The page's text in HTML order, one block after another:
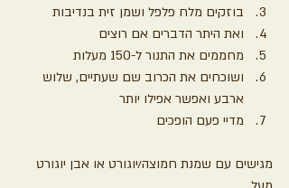
בוזקים מלח פלפל ושמן זית בנדיבות
ואת היתר הדברים אם רוצים
מחממים את התנור ל-150 מעלות
ושוכחים את הכרוב שם שעתיים, שלוש
ארבע ואפשר אפילו יותר
מדיי פעם הופכים
מגישים עם שמנת חמוצה/יוגורט או אבן יוגורט